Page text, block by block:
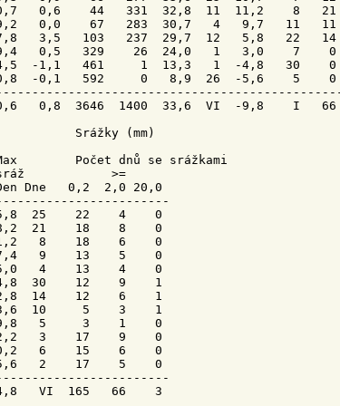
0,6    44   331  32,8  11  11,2    8
0,0    67   283  30,7   4   9,7   11
3,5   103   237  29,7  12   5,8   22
0,5   329    26  24,0   1   3,0    7
-1,1   461     1  13,3   1  -4,8   30
-0,1   592     0   8,9  26  -5,6    5
0,8  3646  1400  33,6  VI  -9,8    I
Srážky (mm)
Počet dnů se srážkami
            >=
Dne
  0,2  2,0 20,0
25    22    4    0
21    18    8    0
8    18    6    0
9    13    5    0
4    13    4    0
30    12    9    1
14    12    6    1
10     5    3    1
5     3    1    0
3    17    9    0
6    15    6    0
5,6   2    17    5    0
VI  165   66    3